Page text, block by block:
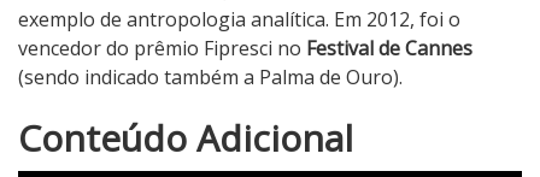
exemplo de antropologia analítica. Em 2012, foi o
vencedor do prêmio Fipresci no Festival de Cannes
(sendo indicado também a Palma de Ouro).
N
Conteúdo Adicional